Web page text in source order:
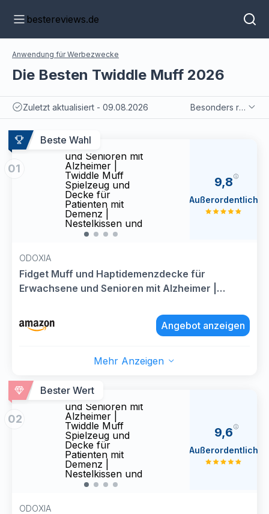
bestereviews.de
Anwendung für Werbezwecke
Die Besten Twiddle Muff 2026
Zuletzt aktualisiert - 09.08.2026 Besonders relevant
Beste Wahl
01
Haptidemenzdecke
für Erwachsene
und Senioren mit
Alzheimer |
Twiddle Muff
Spielzeug und
Decke für
Patienten mit
Demenz |
Nestelkissen und
Nesteldecke als
ODOXIA
Fidget Muff und Haptidemenzdecke für
Erwachsene und Senioren mit Alzheimer |
mit Demenz | Nestelkissen und Nesteldecke als
Aktivität für Demenzkranke
9,8
Außerordentlich
Angebot anzeigen
Mehr Anzeigen
Bester Wert
02
Haptidemenzdecke
für Erwachsene
und Senioren mit
Alzheimer |
Twiddle Muff
Spielzeug und
Decke für
Patienten mit
Demenz |
Nestelkissen und
Nesteldecke als
ODOXIA
9,6
Außerordentlich